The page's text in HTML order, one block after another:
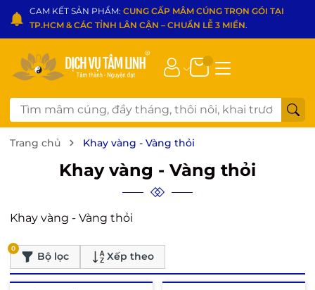
CAM KẾT SẢN PHẨM: CUNG CẤP MÂM CÚNG TRỌN GÓI TẠI
TP.HCM & CÁC TỈNH LÂN CẬN – CHUẨN LỄ 3 MIỀN.
Trang chủ Khay vàng - Vàng thỏi
Khay vàng - Vàng thỏi
Khay vàng - Vàng thỏi
Bộ lọc
0
Xếp theo